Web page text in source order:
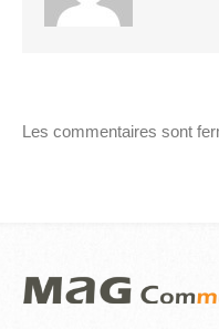
Les commentaires sont